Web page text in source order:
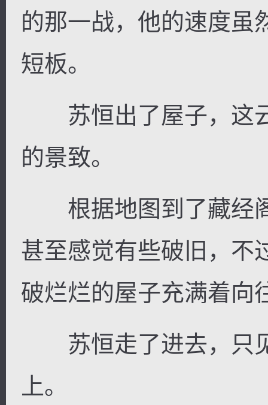
的那一战，他的速度虽
短板。
苏恒出了屋子，这
的景致。
根据地图到了藏经
甚至感觉有些破旧，不
破烂烂的屋子充满着向
苏恒走了进去，只
上。